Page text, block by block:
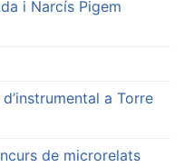
i Narcís Pigem
a Torre
de microrelats